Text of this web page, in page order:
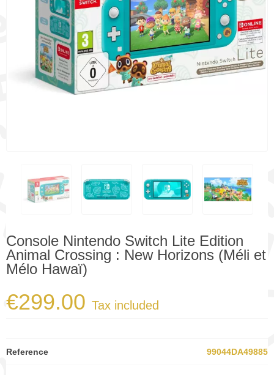
Console Nintendo Switch Lite Edition
Animal Crossing : New Horizons (Méli et
Mélo Hawaï)
€299.00 Tax included
Reference 99044DA49885